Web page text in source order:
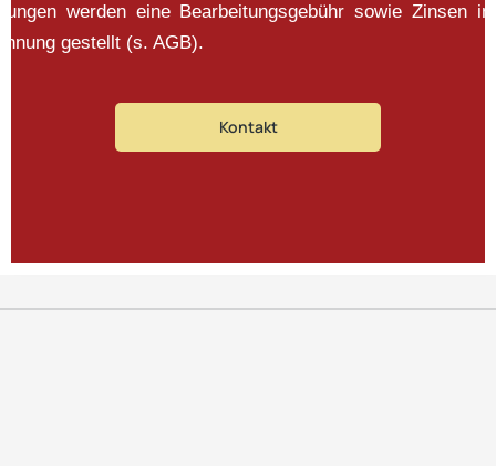
werden eine Bearbeitungsgebühr sowie Zinsen
gestellt (s. AGB).
Kontakt